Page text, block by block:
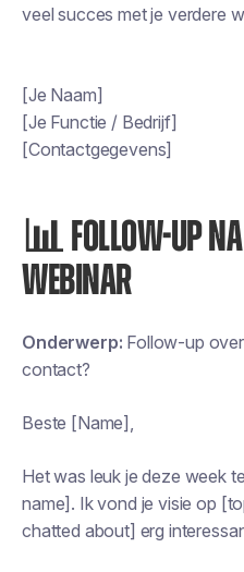
veel succes met je verdere
[Je Naam]
[Je Functie / Bedrijf]
[Contactgegevens]
📊 FOLLOW-UP NA
WEBINAR
Onderwerp: Follow-up
contact?
Beste [Name],
Het was leuk je deze week
name]. Ik vond je visie op
chatted about] erg